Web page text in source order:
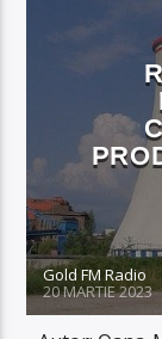
Gold FM Radio
20 MARTIE 2023